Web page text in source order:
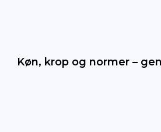
Køn, krop og normer –